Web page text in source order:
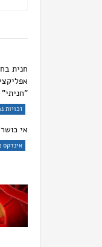
חנית
"חניתי"
זכויות
אי
אינדקס